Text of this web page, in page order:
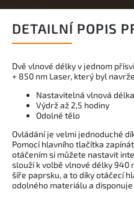
DETAILNÍ POPIS
Dvě vlnové délky v jednom
+ 850 nm Laser, který byl
Nastavitelná vlnová
Výdrž až 2,5 hodiny
Odolné tělo
Ovládání je velmi jednoduché
Pomocí hlavního tlačítka
otáčením si můžete nastavit
slouží k volbě vlnové délky 940
šíře paprsku, a to díky otáčecí
odolného materiálu a